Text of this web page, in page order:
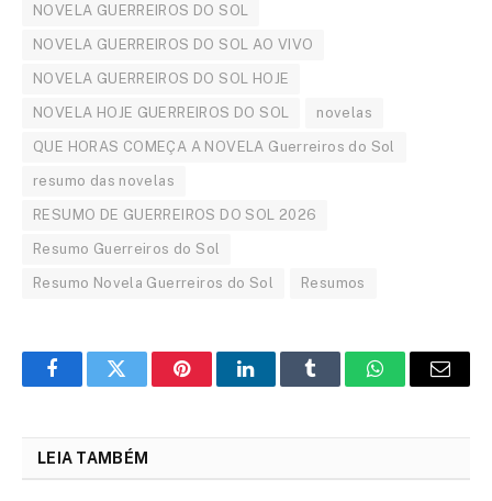
NOVELA GUERREIROS DO SOL
NOVELA GUERREIROS DO SOL AO VIVO
NOVELA GUERREIROS DO SOL HOJE
NOVELA HOJE GUERREIROS DO SOL novelas
QUE HORAS COMEÇA A NOVELA Guerreiros do Sol
resumo das novelas
RESUMO DE GUERREIROS DO SOL 2026
Resumo Guerreiros do Sol
Resumo Novela Guerreiros do Sol Resumos
FacebookTwitter PinterestLinkedInTumblr WhatsAppEmail
LEIA TAMBÉM